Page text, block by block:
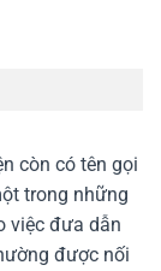
còn có tên gọi
trong những
việc đưa dẫn
được nối